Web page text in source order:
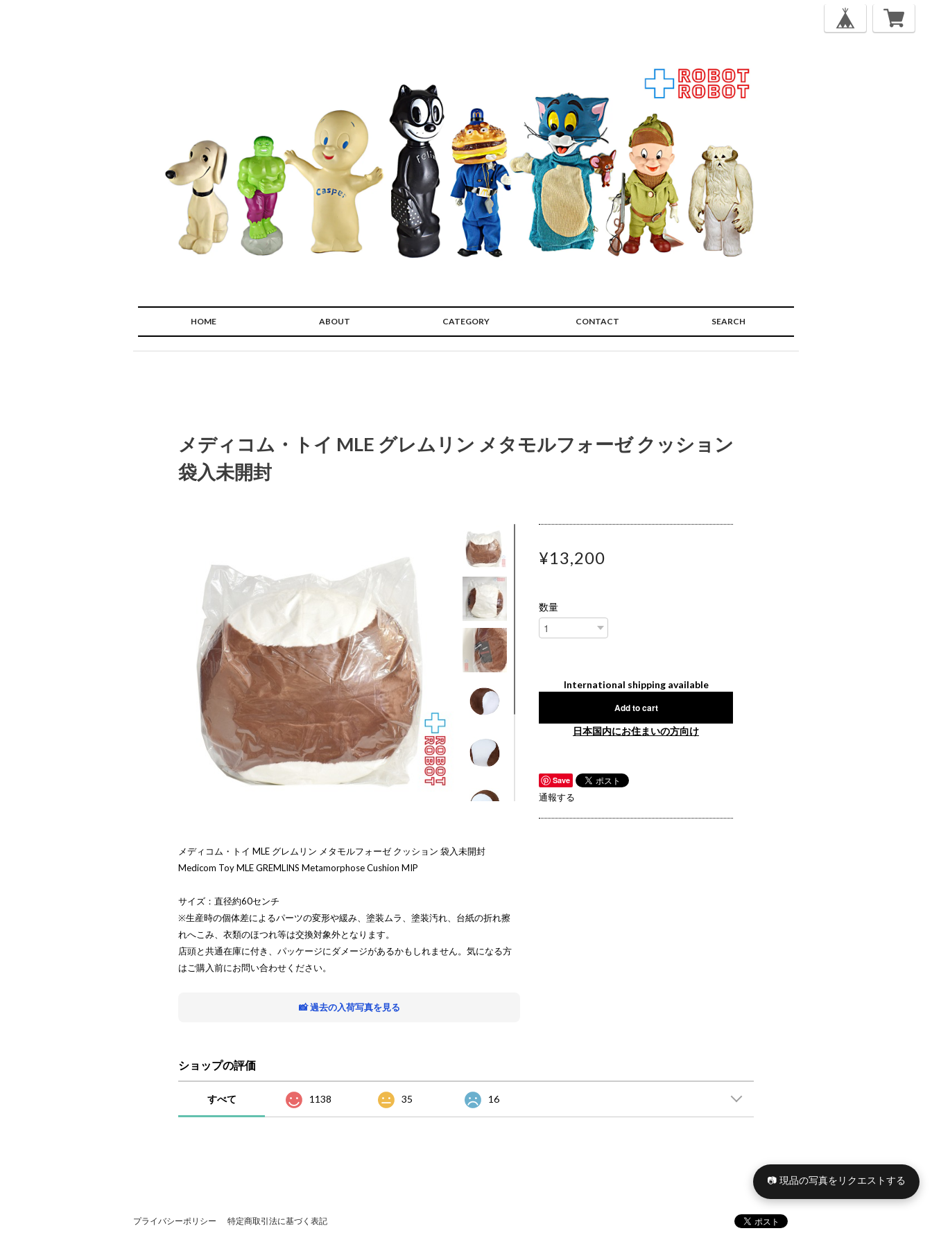
HOME ABOUT CATEGORY CONTACT SEARCH
メディコム・トイ MLE グレムリン メタモルフォーゼ クッション
袋入未開封
メディコム・トイ MLE グレムリン メタモルフォーゼ クッション 袋入未開封
Medicom Toy MLE GREMLINS Metamorphose Cushion MIP
サイズ：直径約60センチ
※生産時の個体差によるパーツの変形や緩み、塗装ムラ、塗装汚れ、台紙の折れ擦
れへこみ、衣類のほつれ等は交換対象外となります。
店頭と共通在庫に付き、パッケージにダメージがあるかもしれません。気になる方
はご購入前にお問い合わせください。
📸 過去の入荷写真を見る
¥13,200
数量
International shipping available
Add to cart
日本国内にお住まいの方向け
Save
通報する
ショップの評価
すべて 1138 35 16
プライバシーポリシー 特定商取引法に基づく表記
📷 現品の写真をリクエストする